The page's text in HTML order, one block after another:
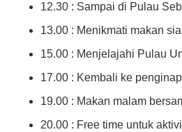
12.30 : Sampai di Pulau
13.00 : Menikmati makan
15.00 : Menjelajahi Pulau
17.00 : Kembali ke
19.00 : Makan malam
20.00 : Free time untuk